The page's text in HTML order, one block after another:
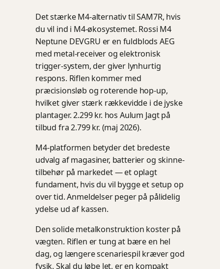
Det stærke M4-alternativ til SAM7R, hvis
du vil ind i M4-økosystemet. Rossi M4
Neptune DEVGRU er en fuldblods AEG
med metal-receiver og elektronisk
trigger-system, der giver lynhurtig
respons. Riflen kommer med
præcisionsløb og roterende hop-up,
hvilket giver stærk rækkevidde i de jyske
plantager. 2.299 kr. hos Aulum Jagt på
tilbud fra 2.799 kr. (maj 2026).
M4-platformen betyder det bredeste
udvalg af magasiner, batterier og skinne-
tilbehør på markedet — et oplagt
fundament, hvis du vil bygge et setup op
over tid. Anmeldelser peger på pålidelig
ydelse ud af kassen.
Den solide metalkonstruktion koster på
vægten. Riflen er tung at bære en hel
dag, og længere scenariespil kræver god
fysik. Skal du løbe let, er en kompakt